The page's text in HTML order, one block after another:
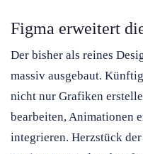
Figma erweitert
Der bisher als reines
massiv ausgebaut.
nicht nur Grafiken
bearbeiten, Animationen
integrieren. Herzstück